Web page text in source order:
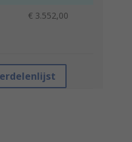
€ 3.552,00